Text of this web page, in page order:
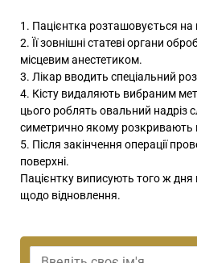
Пацієнтка розташовується на
Її зовнішні статеві органи
місцевим анестетиком.
Лікар вводить спеціальний
Кісту видаляють вибраним
цього роблять овальний надріз
симетрично якому розкривають
Після закінчення операції
поверхні.
Пацієнтку виписують того ж дня
щодо відновлення.